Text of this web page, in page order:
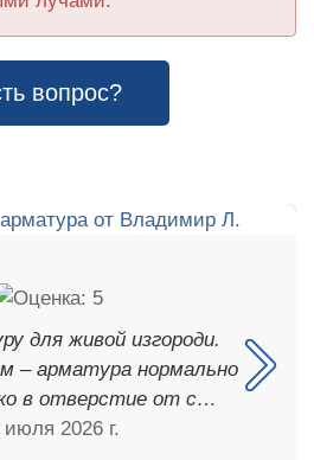
вопрос?
для живой изгороди.
– арматура нормально
в отверстие от с…
июля 2026 г.